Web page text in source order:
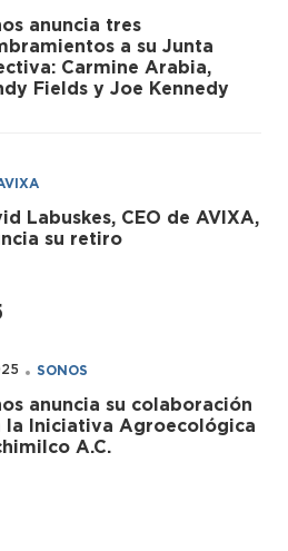
anuncia tres
a su Junta
Carmine Arabia,
Fields y Joe Kennedy
Labuskes, CEO de AVIXA,
su retiro
SONOS
anuncia su colaboración
la Iniciativa Agroecológica
A.C.